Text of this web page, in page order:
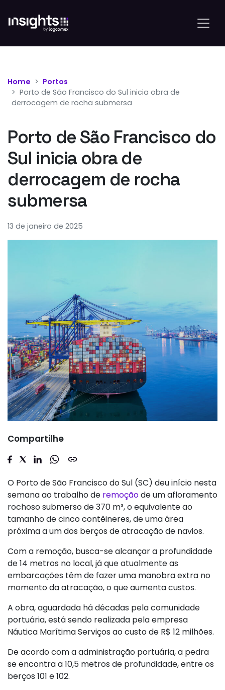
Home
Portos
Porto de São Francisco do Sul inicia obra de
derrocagem de rocha submersa
Porto de São Francisco do
Sul inicia obra de
derrocagem de rocha
submersa
13 de janeiro de 2025
Compartilhe
O Porto de São Francisco do Sul (SC) deu início nesta
semana ao trabalho de remoçãode um afloramento
rochoso submerso de 370 m³, o equivalente ao
tamanho de cinco contêineres, de uma área
próxima a um dos berços de atracação de navios.
Com a remoção, busca-se alcançar a profundidade
de 14 metros no local, já que atualmente as
embarcações têm de fazer uma manobra extra no
momento da atracação, o que aumenta custos.
A obra, aguardada há décadas pela comunidade
portuária, está sendo realizada pela empresa
Náutica Marítima Serviços ao custo de R$ 12 milhões.
De acordo com a administração portuária, a pedra
se encontra a 10,5 metros de profundidade, entre os
berços 101 e 102.